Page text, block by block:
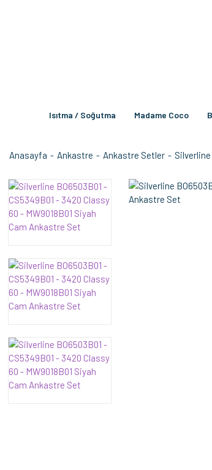
Isıtma / Soğutma Madame Coco
Anasayfa Ankastre Ankastre Setler